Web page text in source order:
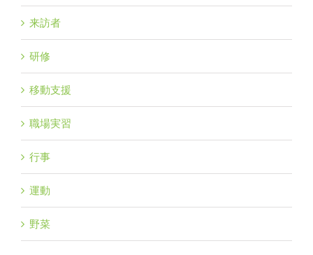
来訪者
研修
移動支援
職場実習
行事
運動
野菜